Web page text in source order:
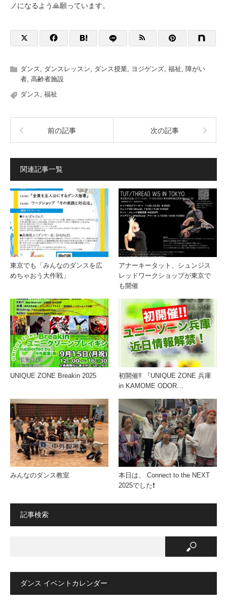
ノになるよう🙏願っています。
ダンス, ダンスレッスン, ダンス授業, ヨジゲンズ, 福祉, 障がい
者, 高齢者施設
ダンス, 福祉
前の記事 次の記事
関連記事一覧
東京でも「みんなのダンスを広
めちゃおう大作戦」
アナーキータット、シュンジス
レッドワークショップが東京で
も開催
UNIQUE ZONE Breakin 2025
初開催‼️ 『UNIQUE ZONE 兵庫
in KAMOME ODOR…
みんなのダンス教室
本日は、 Connect to the NEXT
2025でした❗️
記事検索
ダンス イベントカレンダー